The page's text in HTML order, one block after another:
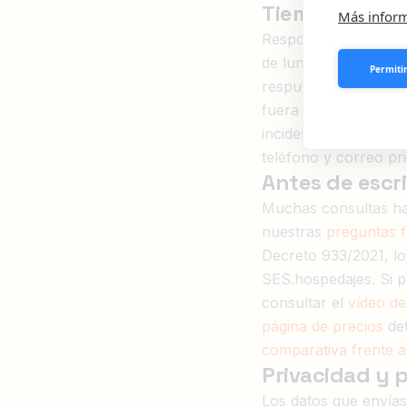
Tiempos de
Respondemos a las
de lunes a viernes
respuesta para
fuera de horario o
incidencias
teléfono y correo
Antes de
Muchas consultas
nuestras preguntas
Decreto 933/2021,
SES.hospedajes. Si
consultar el vídeo
página de precios
comparativa frente
Privacidad y
Los datos que
Más